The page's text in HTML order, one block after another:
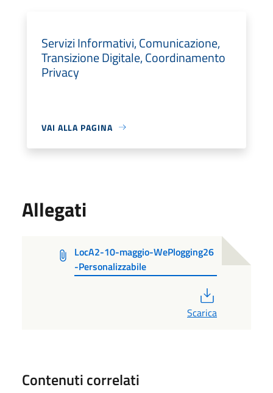
Servizi Informativi, Comunicazione,
Transizione Digitale, Coordinamento
Privacy
VAI ALLA PAGINA
Allegati
LocA2-10-maggio-WePlogging26
-Personalizzabile
Scarica
Contenuti correlati